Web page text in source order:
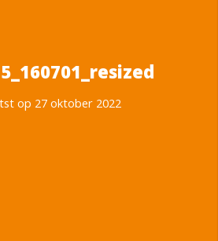
op 27 oktober 2022